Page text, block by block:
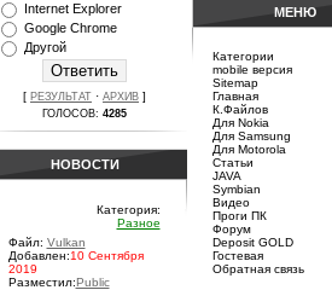
Internet Explorer
Google Chrome
Другой
[ РЕЗУЛЬТАТ · АРХИВ ]
ГОЛОСОВ: 4285
НОВОСТИ
Категория:
Разное
Файл: Vulkan
Добавлен:10 Сентября
2019
Разместил:Public
МЕНЮ
Категории
mobile версия
Sitemap
Главная
К.Файлов
Для Nokia
Для Samsung
Для Motorola
Статьи
JAVA
Symbian
Видео
Проги ПК
Форум
Deposit GOLD
Гостевая
Обратная связь